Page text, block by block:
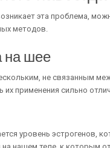
эта проблема,
методов.
на шее
не связанным
применения сильно
уровень эстрогенов,